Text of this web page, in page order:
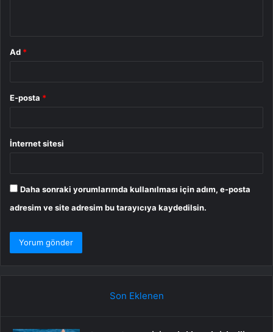
Ad *
E-posta *
İnternet sitesi
Daha sonraki yorumlarımda kullanılması için adım, e-posta
adresim ve site adresim bu tarayıcıya kaydedilsin.
Son Eklenen